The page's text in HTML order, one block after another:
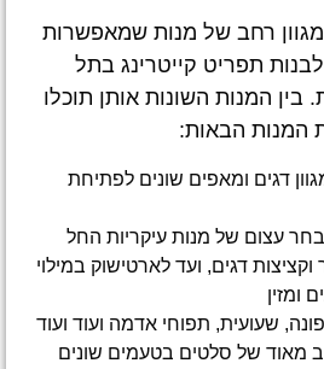
רחב של מנות שמאפשרות
תפריט קייטרינג בתל
המנות השונות אותן תוכלו
המנות הבאות:
דגים ומאפים שונים לפתיחת
עצום של מנות עיקריות החל
דגים, ועד לארטישוק במילוי
ומזין
שעועית, תפוחי אדמה ועוד ועוד
מאוד של סלטים בטעמים שונים